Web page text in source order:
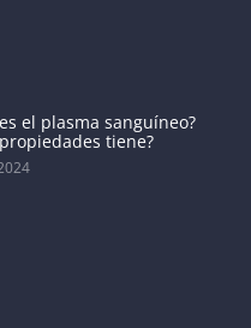
el plasma sanguíneo?
tiene?